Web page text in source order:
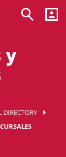
y
DIRECTORY